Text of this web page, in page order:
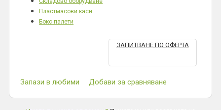
Пластмасови каси
Бокс палети
ЗАПИТВАНЕ ПО ОФЕРТА
Запази в любими Добави за сравняване